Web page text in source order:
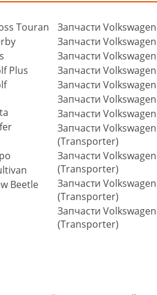
Touran
Plus
Beetle
Запчасти
Запчасти
Запчасти
Запчасти
Запчасти
Запчасти
Запчасти
Запчасти
(Transporter)
Запчасти
(Transporter)
Запчасти
(Transporter)
Запчасти
(Transporter)